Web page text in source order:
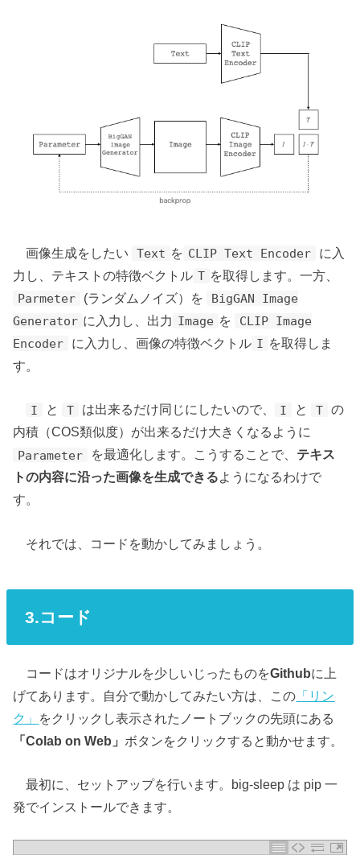
画像生成をしたい Text を CLIP Text Encoder
に入
力し、テキストの特徴ベクトル T を取得します。一方、
Parmeter (ランダムノイズ）を
BigGAN Image
Generator に入力し、出力 Image を
CLIP Image
Encoder
に入力し、画像の特徴ベクトル I を取得しま
す。
I と T は出来るだけ同じにしたいので、 I と T の
内積（COS類似度）が出来るだけ大きくなるように
Parameter を最適化します。こうすることで、 テキス
トの内容に沿った画像を生成できるようになるわけで
す。
それでは、コードを動かしてみましょう。
3.コード
コードはオリジナルを少しいじったものをGithubに上
げてあります。自分で動かしてみたい方は、この 「リン
ク」 をクリックし表示されたノートブックの先頭にある
「Colab on Web」 ボタンをクリックすると動かせます。
最初に、セットアップを行います。big-sleep は pip 一
発でインストールできます。